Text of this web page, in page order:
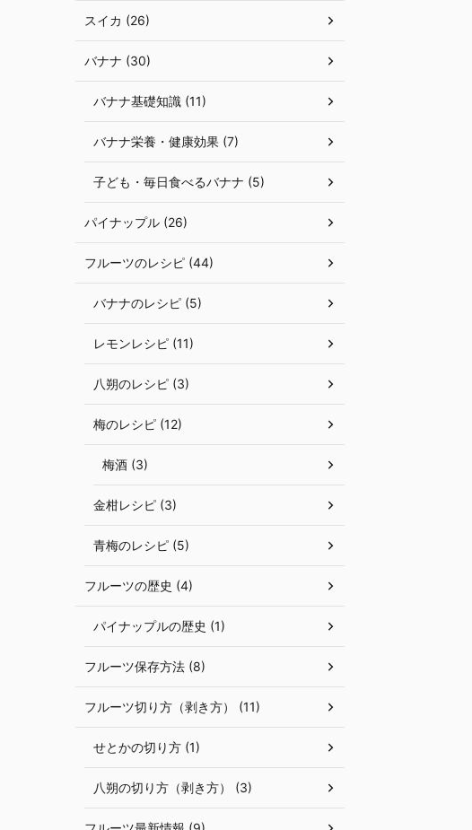
スイカ (26)
バナナ (30)
バナナ基礎知識 (11)
バナナ栄養・健康効果 (7)
子ども・毎日食べるバナナ (5)
パイナップル (26)
フルーツのレシピ (44)
バナナのレシピ (5)
レモンレシピ (11)
八朔のレシピ (3)
梅のレシピ (12)
梅酒 (3)
金柑レシピ (3)
青梅のレシピ (5)
フルーツの歴史 (4)
パイナップルの歴史 (1)
フルーツ保存方法 (8)
フルーツ切り方（剥き方） (11)
せとかの切り方 (1)
八朔の切り方（剥き方） (3)